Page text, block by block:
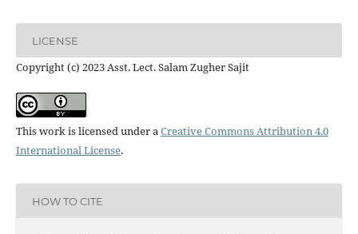
LICENSE
Copyright (c) 2023 Asst. Lect. Salam Zugher Sajit
This work is licensed under aCreative Commons Attribution 4.0
International License.
HOW TO CITE